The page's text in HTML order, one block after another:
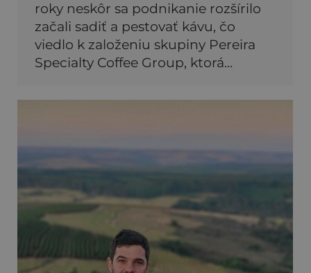
roky neskôr sa podnikanie rozšírilo
začali sadiť a pestovať kávu, čo
viedlo k založeniu skupiny Pereira
Specialty Coffee Group, ktorá…